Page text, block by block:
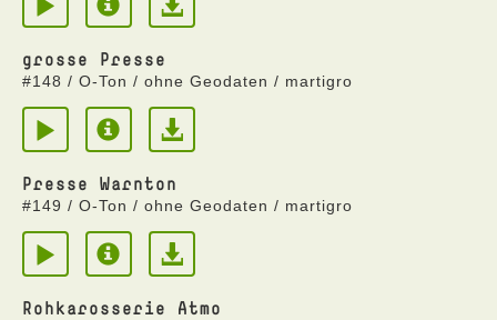
grosse Presse
#148 / O-Ton / ohne Geodaten / martigro
Presse Warnton
#149 / O-Ton / ohne Geodaten / martigro
Rohkarosserie Atmo